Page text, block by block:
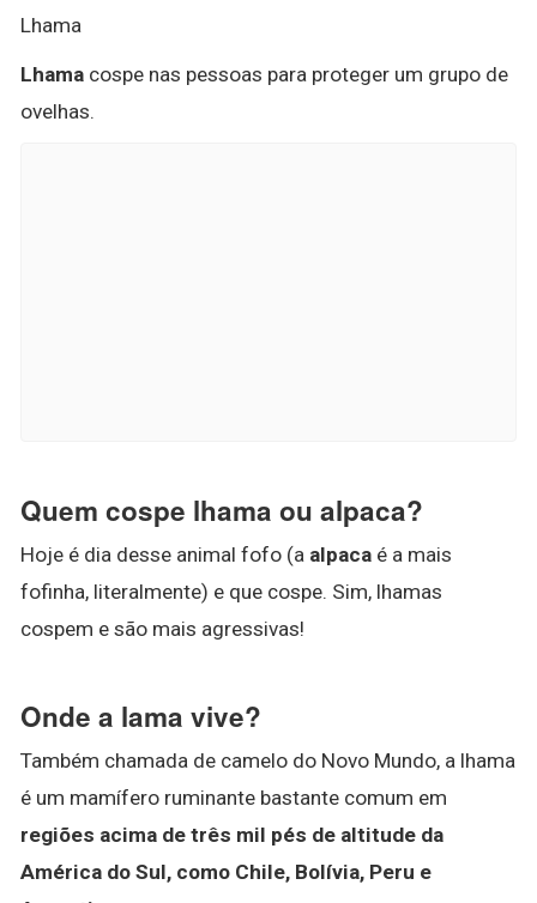
Lhama
Lhama cospe nas pessoas para proteger um grupo de
ovelhas.
Quem cospe lhama ou alpaca?
Hoje é dia desse animal fofo (a alpaca é a mais
fofinha, literalmente) e que cospe. Sim, lhamas
cospem e são mais agressivas!
Onde a lama vive?
Também chamada de camelo do Novo Mundo, a lhama
é um mamífero ruminante bastante comum em
regiões acima de três mil pés de altitude da
América do Sul, como Chile, Bolívia, Peru e